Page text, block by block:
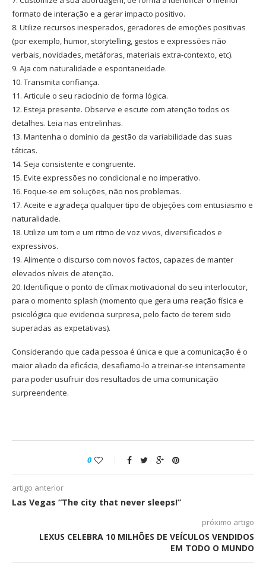
formato de interação e a gerar impacto positivo.
8. Utilize recursos inesperados, geradores de emoções positivas
(por exemplo, humor, storytelling, gestos e expressões não
verbais, novidades, metáforas, materiais extra-contexto, etc).
9. Aja com naturalidade e espontaneidade.
10. Transmita confiança.
11. Articule o seu raciocínio de forma lógica.
12. Esteja presente. Observe e escute com atenção todos os
detalhes. Leia nas entrelinhas.
13. Mantenha o domínio da gestão da variabilidade das suas
táticas.
14. Seja consistente e congruente.
15. Evite expressões no condicional e no imperativo.
16. Foque-se em soluções, não nos problemas.
17. Aceite e agradeça qualquer tipo de objeções com entusiasmo e
naturalidade.
18. Utilize um tom e um ritmo de voz vivos, diversificados e
expressivos.
19. Alimente o discurso com novos factos, capazes de manter
elevados níveis de atenção.
20. Identifique o ponto de clímax motivacional do seu interlocutor,
para o momento splash (momento que gera uma reação física e
psicológica que evidencia surpresa, pelo facto de terem sido
superadas as expetativas).
Considerando que cada pessoa é única e que a comunicação é o
maior aliado da eficácia, desafiamo-lo a treinar-se intensamente
para poder usufruir dos resultados de uma comunicação
surpreendente.
0
artigo anterior
Las Vegas “The city that never sleeps!”
próximo artigo
LEXUS CELEBRA 10 MILHÕES DE VEÍCULOS VENDIDOS
EM TODO O MUNDO